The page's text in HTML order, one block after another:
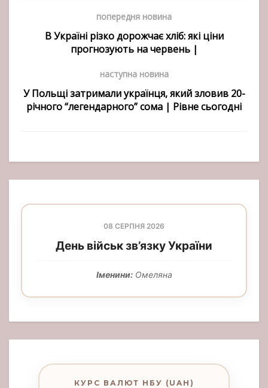
попередня новина
В Україні різко дорожчає хліб: які ціни
прогнозують на червень |
наступна новина
У Польщі затримали українця, який зловив 20-
річного “легендарного” сома | Рівне сьогодні
08 СЕРПНЯ 2026
День військ зв’язку України
Іменини:Омеляна
КУРС ВАЛЮТ НБУ (UAH)